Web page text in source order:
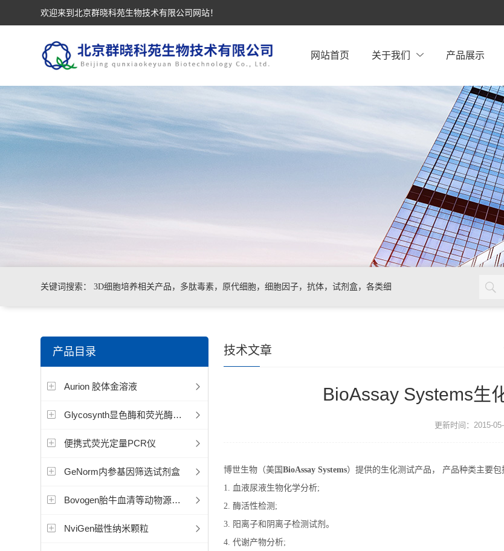
欢迎来到北京群晓科苑生物技术有限公司网站！
网站首页 关于我们 产品展示
关键词搜索： 3D细胞培养相关产品，多肽毒素，原代细胞，细胞因子，抗体，试剂盒，各类细
产品目录
Aurion 胶体金溶液
Glycosynth显色酶和荧光酶底物
便携式荧光定量PCR仪
GeNorm内参基因筛选试剂盒
Bovogen胎牛血清等动物源产品
NviGen磁性纳米颗粒
技术文章
BioAssay Systems生
更新时间：2015-
博世生物（美国 BioAssay Systems）提供的生化测试产品，
产品种类主要包
1. 血液尿液生物化学分析;
2. 酶活性检测 ;
3. 阳离子和阴离子检测试剂。
4. 代谢产物分析;